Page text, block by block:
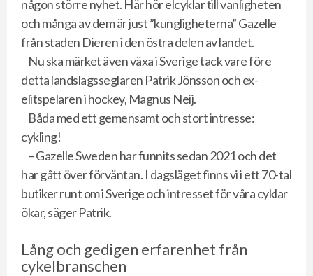
någon större nyhet. Här hör elcyklar till vanligheten
och många av dem är just ”kungligheterna” Gazelle
från staden Dieren i den östra delen av landet.
Nu ska märket även växa i Sverige tack vare före
detta landslagsseglaren Patrik Jönsson och ex-
elitspelaren i hockey, Magnus Neij.
Båda med ett gemensamt och stort intresse:
cykling!
– Gazelle Sweden har funnits sedan 2021 och det
har gått över förväntan. I dagsläget finns vi i ett 70-tal
butiker runt om i Sverige och intresset för våra cyklar
ökar, säger Patrik.
Lång och gedigen erfarenhet från
cykelbranschen